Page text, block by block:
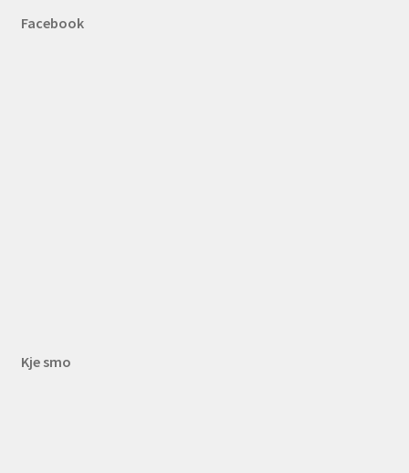
Facebook
Kje smo